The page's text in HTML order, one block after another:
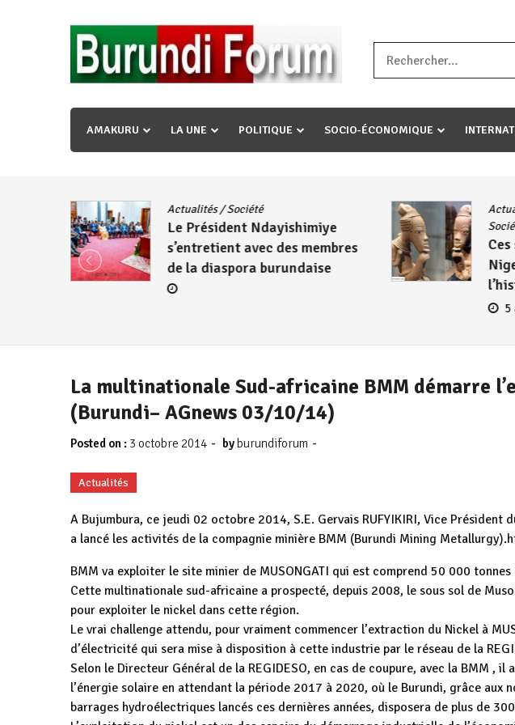
« Ingorane si ugupfa , ingorane ni ugupfa nabi ,gupfa ataco umariye
uzopfire neza umuryango n’igihugu cakwibarutse ? »
AMAKURU LA UNE POLITIQUE SOCIO-ÉCONOMIQUE
Actualités/Société
Le Président Ndayishimiye
s’entretient avec des membres
de la diaspora burundaise
5
La multinationale Sud-africaine BMM démarre
(Burundi– AGnews 03/10/14)
Posted on : 3 octobre 2014 - by burundiforum -
Actualités
A Bujumbura, ce jeudi 02 octobre 2014, S.E. Gervais RUFYIKIRI, Vice Président
a lancé les activités de la compagnie minière BMM (Burundi Mining
BMM va exploiter le site minier de MUSONGATI qui est comprend 50 000
Cette multinationale sud-africaine a prospecté, depuis 2008, le sous sol de
pour exploiter le nickel dans cette région.
Le vrai challenge attendu, pour vraiment commencer l’extraction du Nickel à
d’électricité qui sera mise à disposition à cette industrie par le réseau de la
Selon le Directeur Général de la REGIDESO, en cas de coupure, avec la BMM , il
l’énergie solaire en attendant la période 2017 à 2020, où le Burundi, grâce aux
barrages hydroélectriques lancés ces dernières années, disposera de plus de